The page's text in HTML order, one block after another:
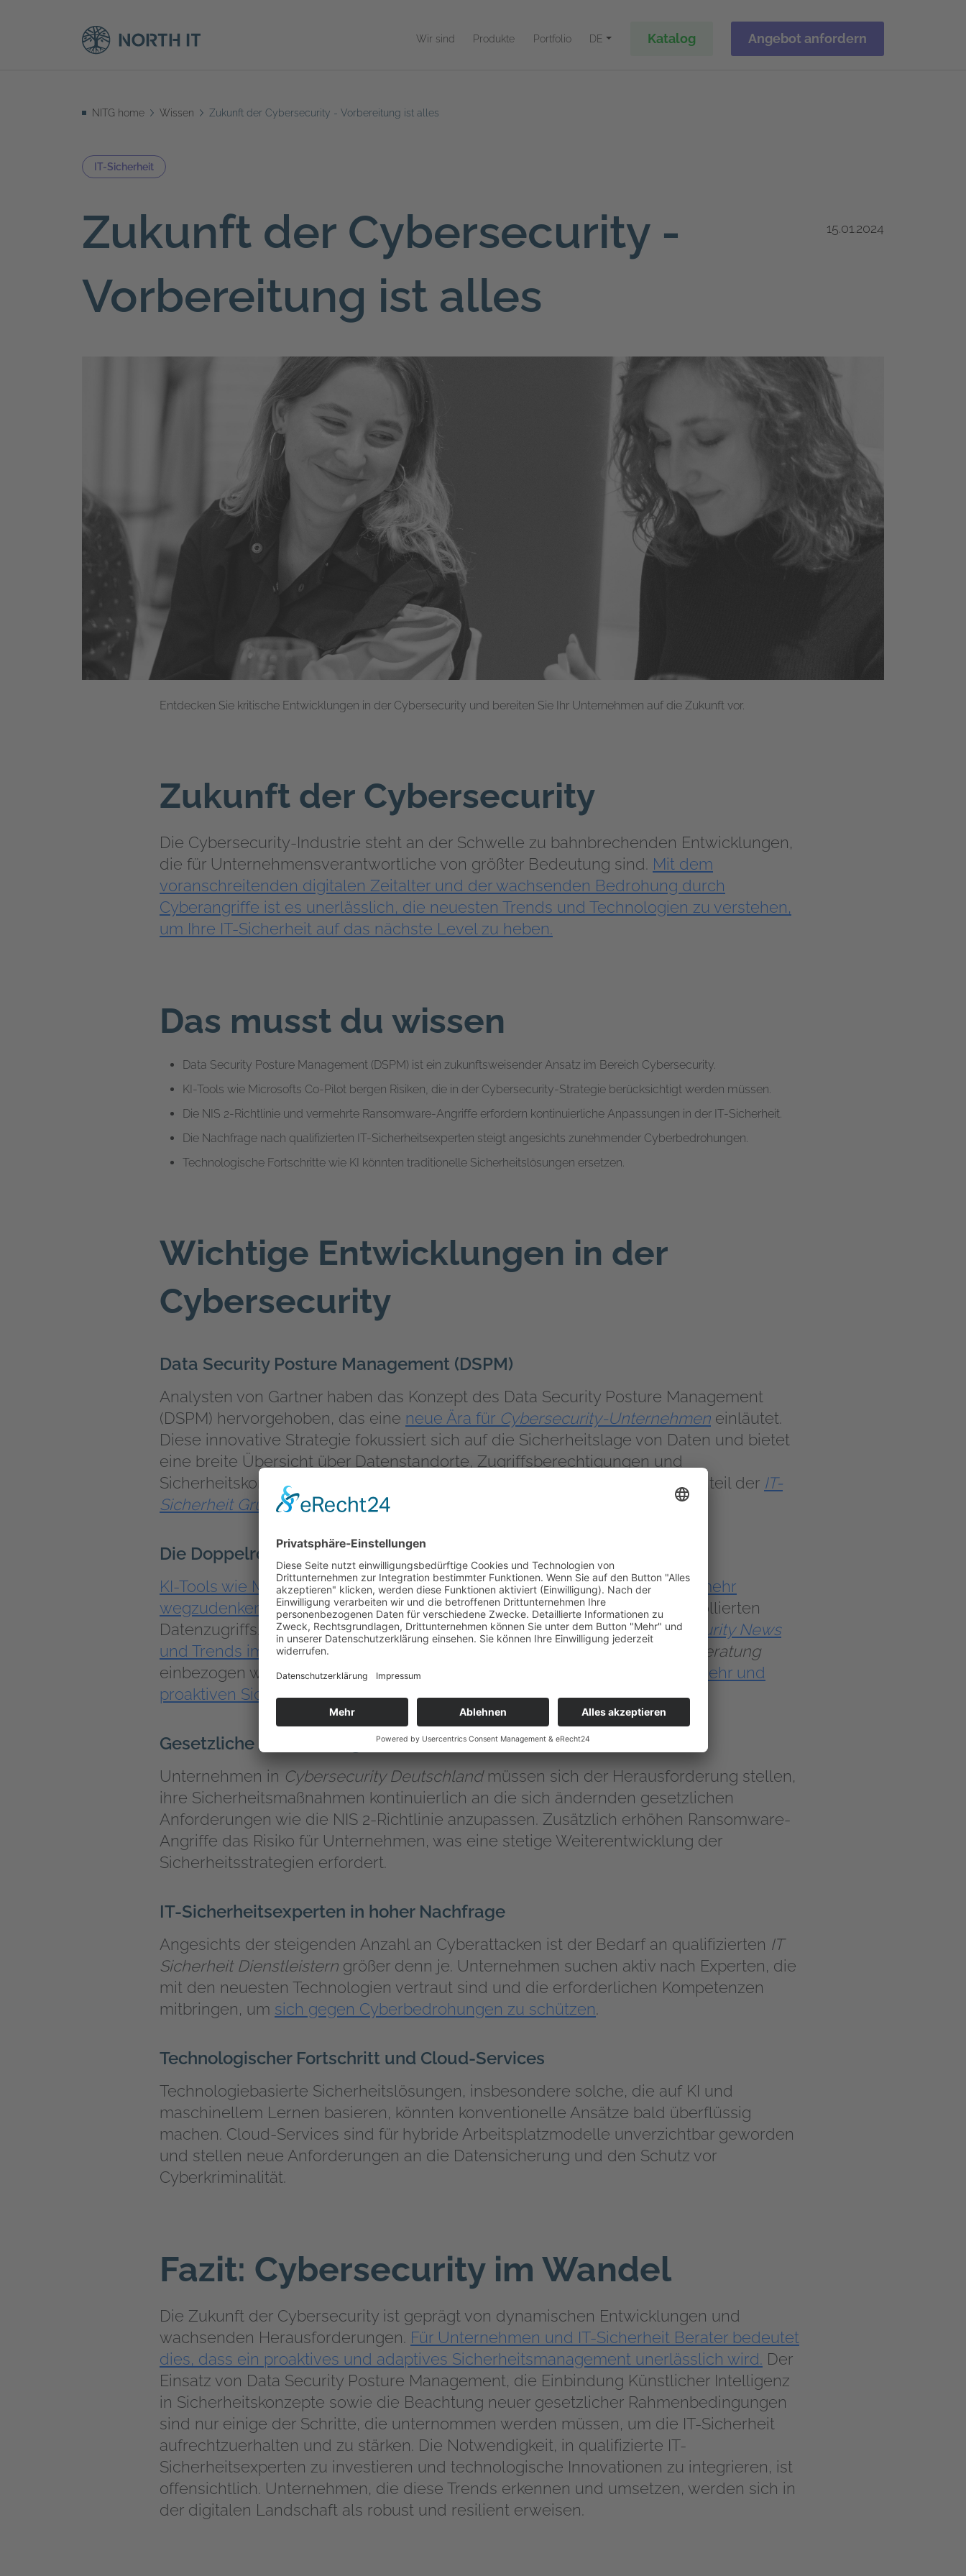
Wir sind Produkte Portfolio DE Katalog Angebot anfordern
NITG home Wissen Zukunft der Cybersecurity - Vorbereitung ist alles
IT-Sicherheit
Zukunft der Cybersecurity -
Vorbereitung ist alles
15.01.2024
Entdecken Sie kritische Entwicklungen in der Cybersecurity und bereiten Sie Ihr Unternehmen auf die Zukunft vor.
Zukunft der Cybersecurity
Die Cybersecurity-Industrie steht an der Schwelle zu bahnbrechenden Entwicklungen,
die für Unternehmensverantwortliche von größter Bedeutung sind. Mit dem
voranschreitenden digitalen Zeitalter und der wachsenden Bedrohung durch
Cyberangriffe ist es unerlässlich, die neuesten Trends und Technologien zu verstehen,
um Ihre IT-Sicherheit auf das nächste Level zu heben.
Das musst du wissen
Data Security Posture Management (DSPM) ist ein zukunftsweisender Ansatz im Bereich Cybersecurity.
KI-Tools wie Microsofts Co-Pilot bergen Risiken, die in der Cybersecurity-Strategie berücksichtigt werden müssen.
Die NIS 2-Richtlinie und vermehrte Ransomware-Angriffe erfordern kontinuierliche Anpassungen in der IT-Sicherheit.
Die Nachfrage nach qualifizierten IT-Sicherheitsexperten steigt angesichts zunehmender Cyberbedrohungen.
Technologische Fortschritte wie KI könnten traditionelle Sicherheitslösungen ersetzen.
Wichtige Entwicklungen in der
Cybersecurity
Data Security Posture Management (DSPM)
Analysten von Gartner haben das Konzept des Data Security Posture Management
(DSPM) hervorgehoben, das eine neue Ära für Cybersecurity-Unternehmen einläutet.
Diese innovative Strategie fokussiert sich auf die Sicherheitslage von Daten und bietet
eine breite Übersicht über Datenstandorte, Zugriffsberechtigungen und
Sicherheitskontrollen. Das macht DSPM zu einem unverzichtbaren Bestandteil der IT-
Sicherheit Grundlagenfür Unternehmen.
Die Doppelrolle Künstlicher Intelligenz
KI-Tools wie Microsofts Co-Pilot sind aus der modernen Arbeitswelt nicht mehr
wegzudenken.
Sie erhöhen die Effizienz, aber auch das Risiko des unkontrollierten
Datenzugriffs. Es ist daher von entscheidender Bedeutung, dassCybersecurity News
und Trends im Bereich KI
fortlaufend beobachtet und in die
IT Sicherheit Beratung
einbezogen werden.Gleichzeitig wird KI als Werkzeug zur Bedrohungsabwehr und
proaktiven Sicherheitsmaßnahmen immer wichtiger.
Gesetzliche Anforderungen und Ransomware-Gefahr
Unternehmen in Cybersecurity Deutschlandmüssen sich der Herausforderung stellen,
ihre Sicherheitsmaßnahmen kontinuierlich an die sich ändernden gesetzlichen
Anforderungen wie die NIS 2-Richtlinie anzupassen. Zusätzlich erhöhen Ransomware-
Angriffe das Risiko für Unternehmen, was eine stetige Weiterentwicklung der
Sicherheitsstrategien erfordert.
IT-Sicherheitsexperten in hoher Nachfrage
Angesichts der steigenden Anzahl an Cyberattacken ist der Bedarf an qualifizierten IT
Sicherheit Dienstleistern größer denn je. Unternehmen suchen aktiv nach Experten, die
mit den neuesten Technologien vertraut sind und die erforderlichen Kompetenzen
mitbringen, um sich gegen Cyberbedrohungen zu schützen.
Technologischer Fortschritt und Cloud-Services
Technologiebasierte Sicherheitslösungen, insbesondere solche, die auf KI und
maschinellem Lernen basieren, könnten konventionelle Ansätze bald überflüssig
machen. Cloud-Services sind für hybride Arbeitsplatzmodelle unverzichtbar geworden
und stellen neue Anforderungen an die Datensicherung und den Schutz vor
Cyberkriminalität.
Fazit: Cybersecurity im Wandel
Die Zukunft der Cybersecurity ist geprägt von dynamischen Entwicklungen und
wachsenden Herausforderungen. Für Unternehmen und IT-Sicherheit Berater bedeutet
dies, dass ein proaktives und adaptives Sicherheitsmanagement unerlässlich wird. Der
Einsatz von Data Security Posture Management, die Einbindung Künstlicher Intelligenz
in Sicherheitskonzepte sowie die Beachtung neuer gesetzlicher Rahmenbedingungen
sind nur einige der Schritte, die unternommen werden müssen, um die IT-Sicherheit
aufrechtzuerhalten und zu stärken. Die Notwendigkeit, in qualifizierte IT-
Sicherheitsexperten zu investieren und technologische Innovationen zu integrieren, ist
offensichtlich. Unternehmen, die diese Trends erkennen und umsetzen, werden sich in
der digitalen Landschaft als robust und resilient erweisen.